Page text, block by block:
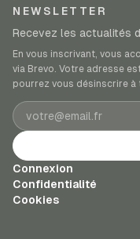
NEWSLETTER
Recevez les actualités
En vous inscrivant, vous
via Brevo. Votre adresse
pourrez vous désinscrire à
Adresse e-mail
Connexion
Confidentialité
Cookies